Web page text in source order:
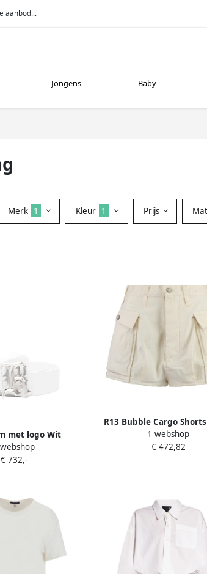
aanbod...
Jongens Baby
Merk 1 Kleur 1 Prijs
met logo Wit
€ 732,-
R13 Bubble Cargo
Dames
1 webshop
€ 472,82